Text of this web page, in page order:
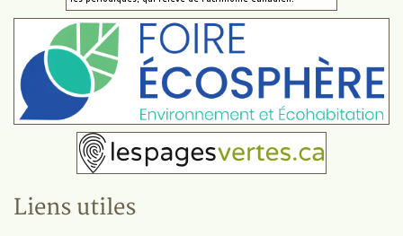
Liens utiles